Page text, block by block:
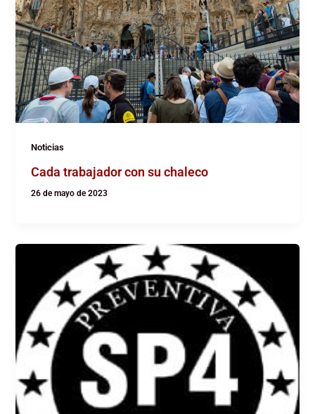
Noticias
Cada trabajador con su chaleco
26 de mayo de 2023